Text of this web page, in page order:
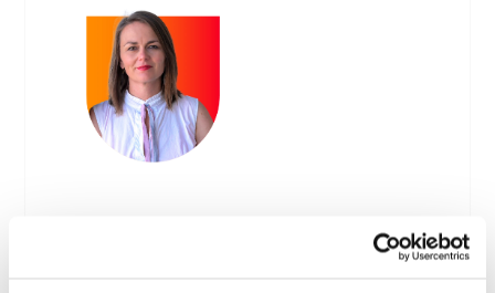
PhDr. Mgr. Barbora Pánková, Ph.D., MBA